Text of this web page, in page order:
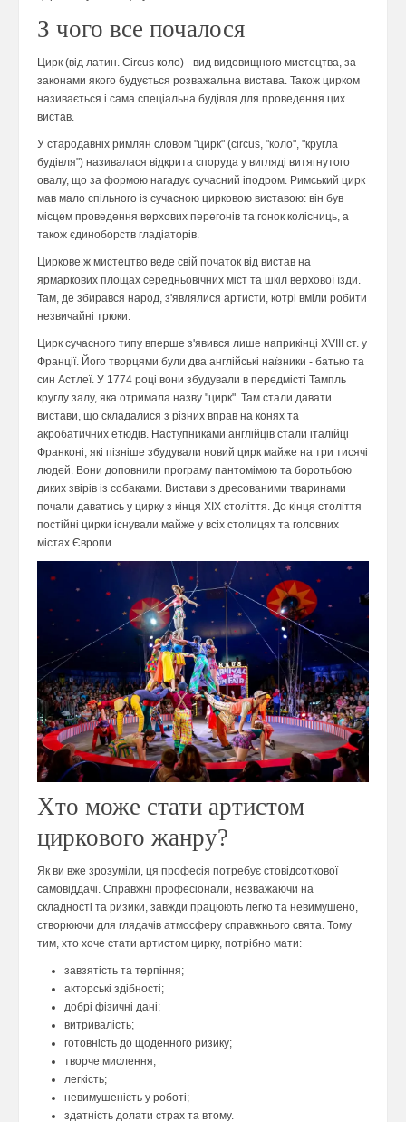
З чого все почалося
Цирк (від латин. Circus коло) - вид видовищного мистецтва, за
законами якого будується розважальна вистава. Також цирком
називається і сама спеціальна будівля для проведення цих
вистав.
У стародавніх римлян словом "цирк" (circus, "коло", "кругла
будівля") називалася відкрита споруда у вигляді витягнутого
овалу, що за формою нагадує сучасний іподром. Римський цирк
мав мало спільного із сучасною цирковою виставою: він був
місцем проведення верхових перегонів та гонок колісниць, а
також єдиноборств гладіаторів.
Циркове ж мистецтво веде свій початок від вистав на
ярмаркових площах середньовічних міст та шкіл верхової їзди.
Там, де збирався народ, з'являлися артисти, котрі вміли робити
незвичайні трюки.
Цирк сучасного типу вперше з'явився лише наприкінці XVIII ст. у
Франції. Його творцями були два англійські наїзники - батько та
син Астлеї. У 1774 році вони збудували в передмісті Тампль
круглу залу, яка отримала назву "цирк". Там стали давати
вистави, що складалися з різних вправ на конях та
акробатичних етюдів. Наступниками англійців стали італійці
Франконі, які пізніше збудували новий цирк майже на три тисячі
людей. Вони доповнили програму пантомімою та боротьбою
диких звірів із собаками. Вистави з дресованими тваринами
почали даватись у цирку з кінця XIX століття. До кінця століття
постійні цирки існували майже у всіх столицях та головних
містах Європи.
Хто може стати артистом
циркового жанру?
Як ви вже зрозуміли, ця професія потребує стовідсоткової
самовіддачі. Справжні професіонали, незважаючи на
складності та ризики, завжди працюють легко та невимушено,
створюючи для глядачів атмосферу справжнього свята. Тому
тим, хто хоче стати артистом цирку, потрібно мати:
завзятість та терпіння;
акторські здібності;
добрі фізичні дані;
витривалість;
готовність до щоденного ризику;
творче мислення;
легкість;
невимушеність у роботі;
здатність долати страх та втому.